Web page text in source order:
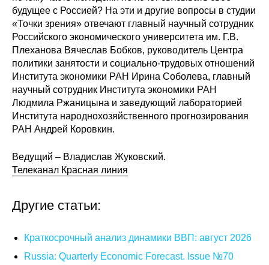
Стандарты оформления
Энергетический семинар
Российско-французский семинар
Отрасли и регионы
Inforum
Ученый совет
Материалы
будущее с Россией? На эти и другие вопросы в студии
«Точки зрения» отвечают главный научный сотрудник
Российского экономического университета им. Г.В.
Плеханова Вячеслав Бобков, руководитель Центра
политики занятости и социально-трудовых отношений
Института экономики РАН Ирина Соболева, главный
научный сотрудник Института экономики РАН
Людмила Ржаницына и заведующий лабораторией
Института народнохозяйственного прогнозирования
РАН Андрей Коровкин.
Ведущий – Владислав Жуковский.
Телеканал Красная линия
Другие статьи:
Краткосрочный анализ динамики ВВП: август 2026
Russia: Quarterly Economic Forecast. Issue №70